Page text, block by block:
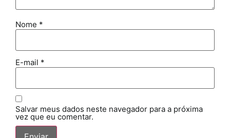
Nome *
E-mail *
Salvar meus dados neste navegador para a próxima
vez que eu comentar.